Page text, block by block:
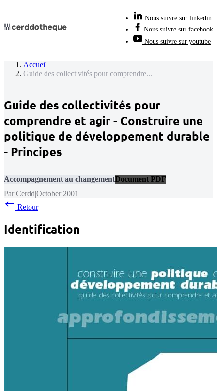
Nous suivre sur linkedin
Nous suivre sur facebook
Nous suivre sur youtube
Accueil
Guide des collectivités pour comprendre...
Guide des collectivités pour
comprendre et agir - Construire une
politique de développement durable
- Principes
Accompagnement au changementDocument PDF
Par Cerdd|October 2001
Retour
Identification